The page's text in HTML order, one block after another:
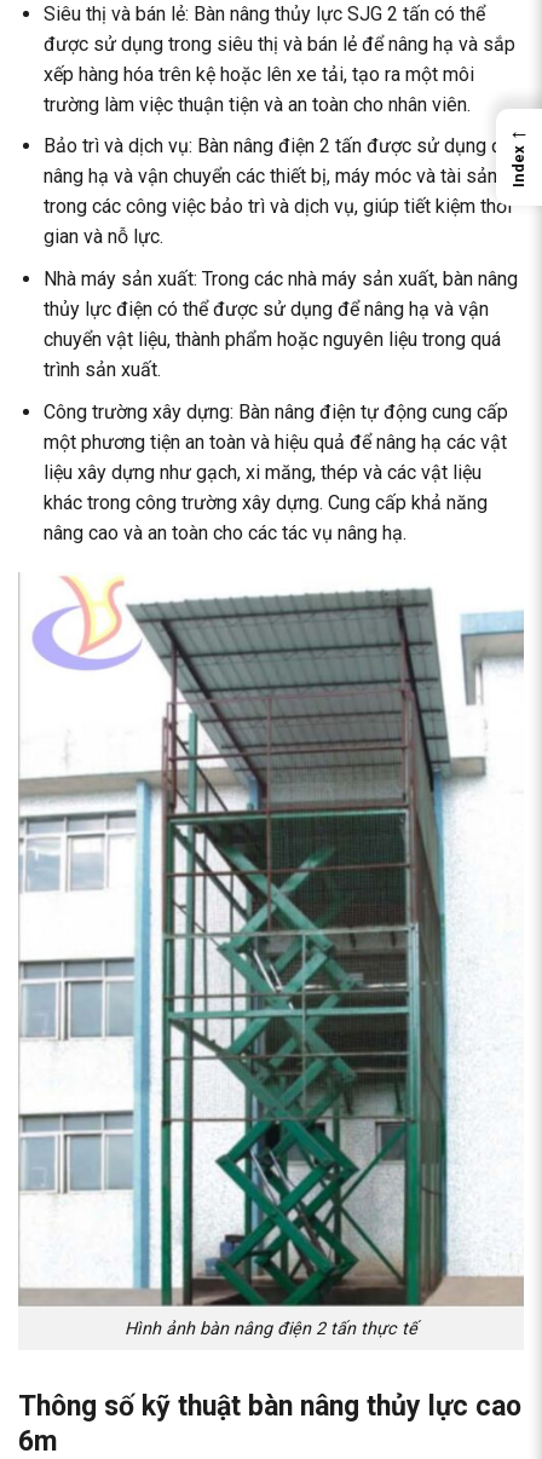
Siêu thị và bán lẻ: Bàn nâng thủy lực SJG 2 tấn có thể
được sử dụng trong siêu thị và bán lẻ để nâng hạ và sắp
xếp hàng hóa trên kệ hoặc lên xe tải, tạo ra một môi
trường làm việc thuận tiện và an toàn cho nhân viên.
Bảo trì và dịch vụ: Bàn nâng điện 2 tấn được sử dụng để
nâng hạ và vận chuyển các thiết bị, máy móc và tài sản
trong các công việc bảo trì và dịch vụ, giúp tiết kiệm thời
gian và nỗ lực.
Nhà máy sản xuất: Trong các nhà máy sản xuất, bàn nâng
thủy lực điện có thể được sử dụng để nâng hạ và vận
chuyển vật liệu, thành phẩm hoặc nguyên liệu trong quá
trình sản xuất.
Công trường xây dựng: Bàn nâng điện tự động cung cấp
một phương tiện an toàn và hiệu quả để nâng hạ các vật
liệu xây dựng như gạch, xi măng, thép và các vật liệu
khác trong công trường xây dựng. Cung cấp khả năng
nâng cao và an toàn cho các tác vụ nâng hạ.
Hình ảnh bàn nâng điện 2 tấn thực tế
Thông số kỹ thuật bàn nâng thủy lực cao
6m
←
Index